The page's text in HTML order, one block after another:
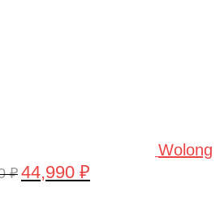
Wolong
₽ Первоначальная
44,990 ₽